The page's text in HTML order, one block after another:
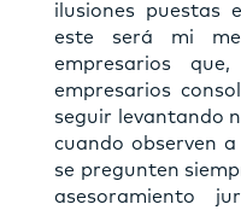
ilusiones puestas
este será mi
empresarios
empresarios
seguir levantando
cuando observen
se pregunten
asesoramiento